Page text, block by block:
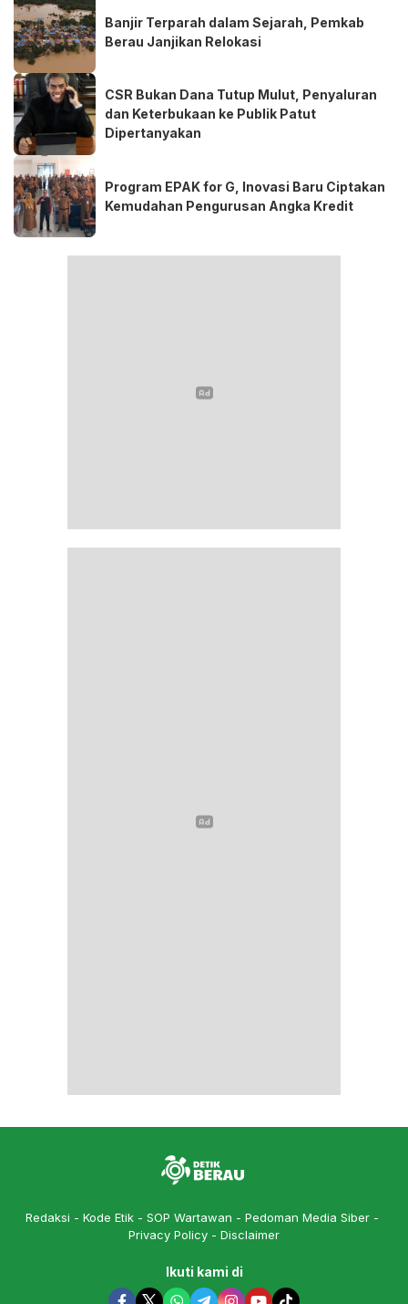
Banjir Terparah dalam Sejarah, Pemkab
Berau Janjikan Relokasi
CSR Bukan Dana Tutup Mulut, Penyaluran
dan Keterbukaan ke Publik Patut
Dipertanyakan
Program EPAK for G, Inovasi Baru Ciptakan
Kemudahan Pengurusan Angka Kredit
Redaksi Kode Etik SOP Wartawan
Pedoman Media Siber
Privacy Policy
Disclaimer
Ikuti kami di